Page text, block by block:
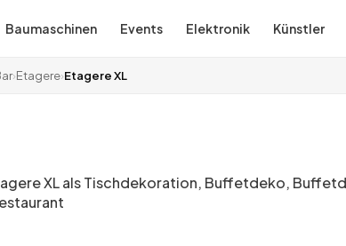
Baumaschinen Events Elektronik Künstler
›Etagere›Etagere XL
XL als Tischdekoration, Buffetdeko,